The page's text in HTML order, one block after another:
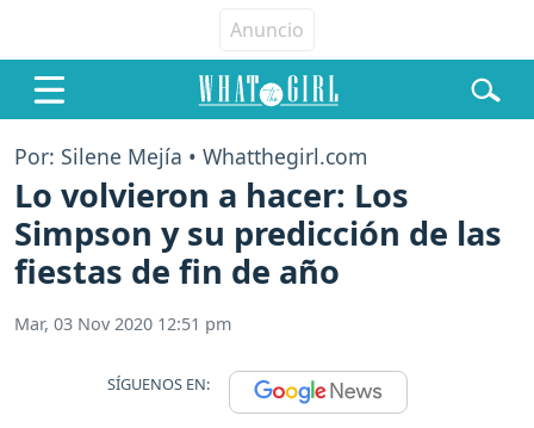
Por: Silene Mejía • Whatthegirl.com
Lo volvieron a hacer: Los
Simpson y su predicción de las
fiestas de fin de año
Mar, 03 Nov 2020 12:51 pm
SÍGUENOS EN: